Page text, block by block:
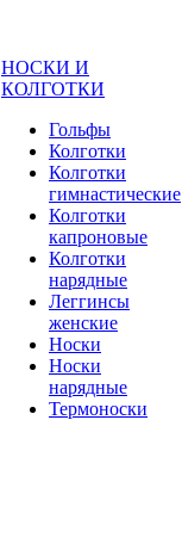
НОСКИ И
КОЛГОТКИ
Гольфы
Колготки
Колготки
гимнастические
Колготки
капроновые
Колготки
нарядные
Леггинсы
женские
Носки
Носки
нарядные
Термоноски